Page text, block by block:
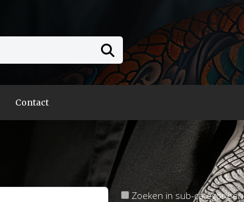
Contact
Zoeken in sub-categorieën